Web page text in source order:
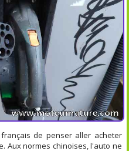
de penser aller acheter
Aux normes chinoises, l'auto ne